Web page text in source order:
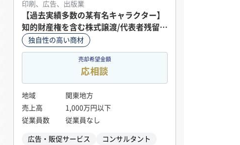
印刷、広告、出版業
【過去実績多数の某有名キャラクター】
知的財産権を含む株式譲渡/代表者残留支
援可
独自性の高い商材
売却希望金額
応相談
地域
関東地方
売上高
1,000万円以下
従業員数
従業員なし
広告・販促サービス
コンサルタント